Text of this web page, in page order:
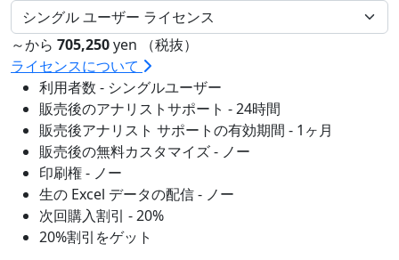
～から 705,250yen （税抜）
ライセンスについて
利用者数 - シングルユーザー
販売後のアナリストサポート - 24時間
販売後アナリスト サポートの有効期間 - 1ヶ月
販売後の無料カスタマイズ - ノー
印刷権 - ノー
生の Excel データの配信 - ノー
次回購入割引 - 20%
20%割引をゲット